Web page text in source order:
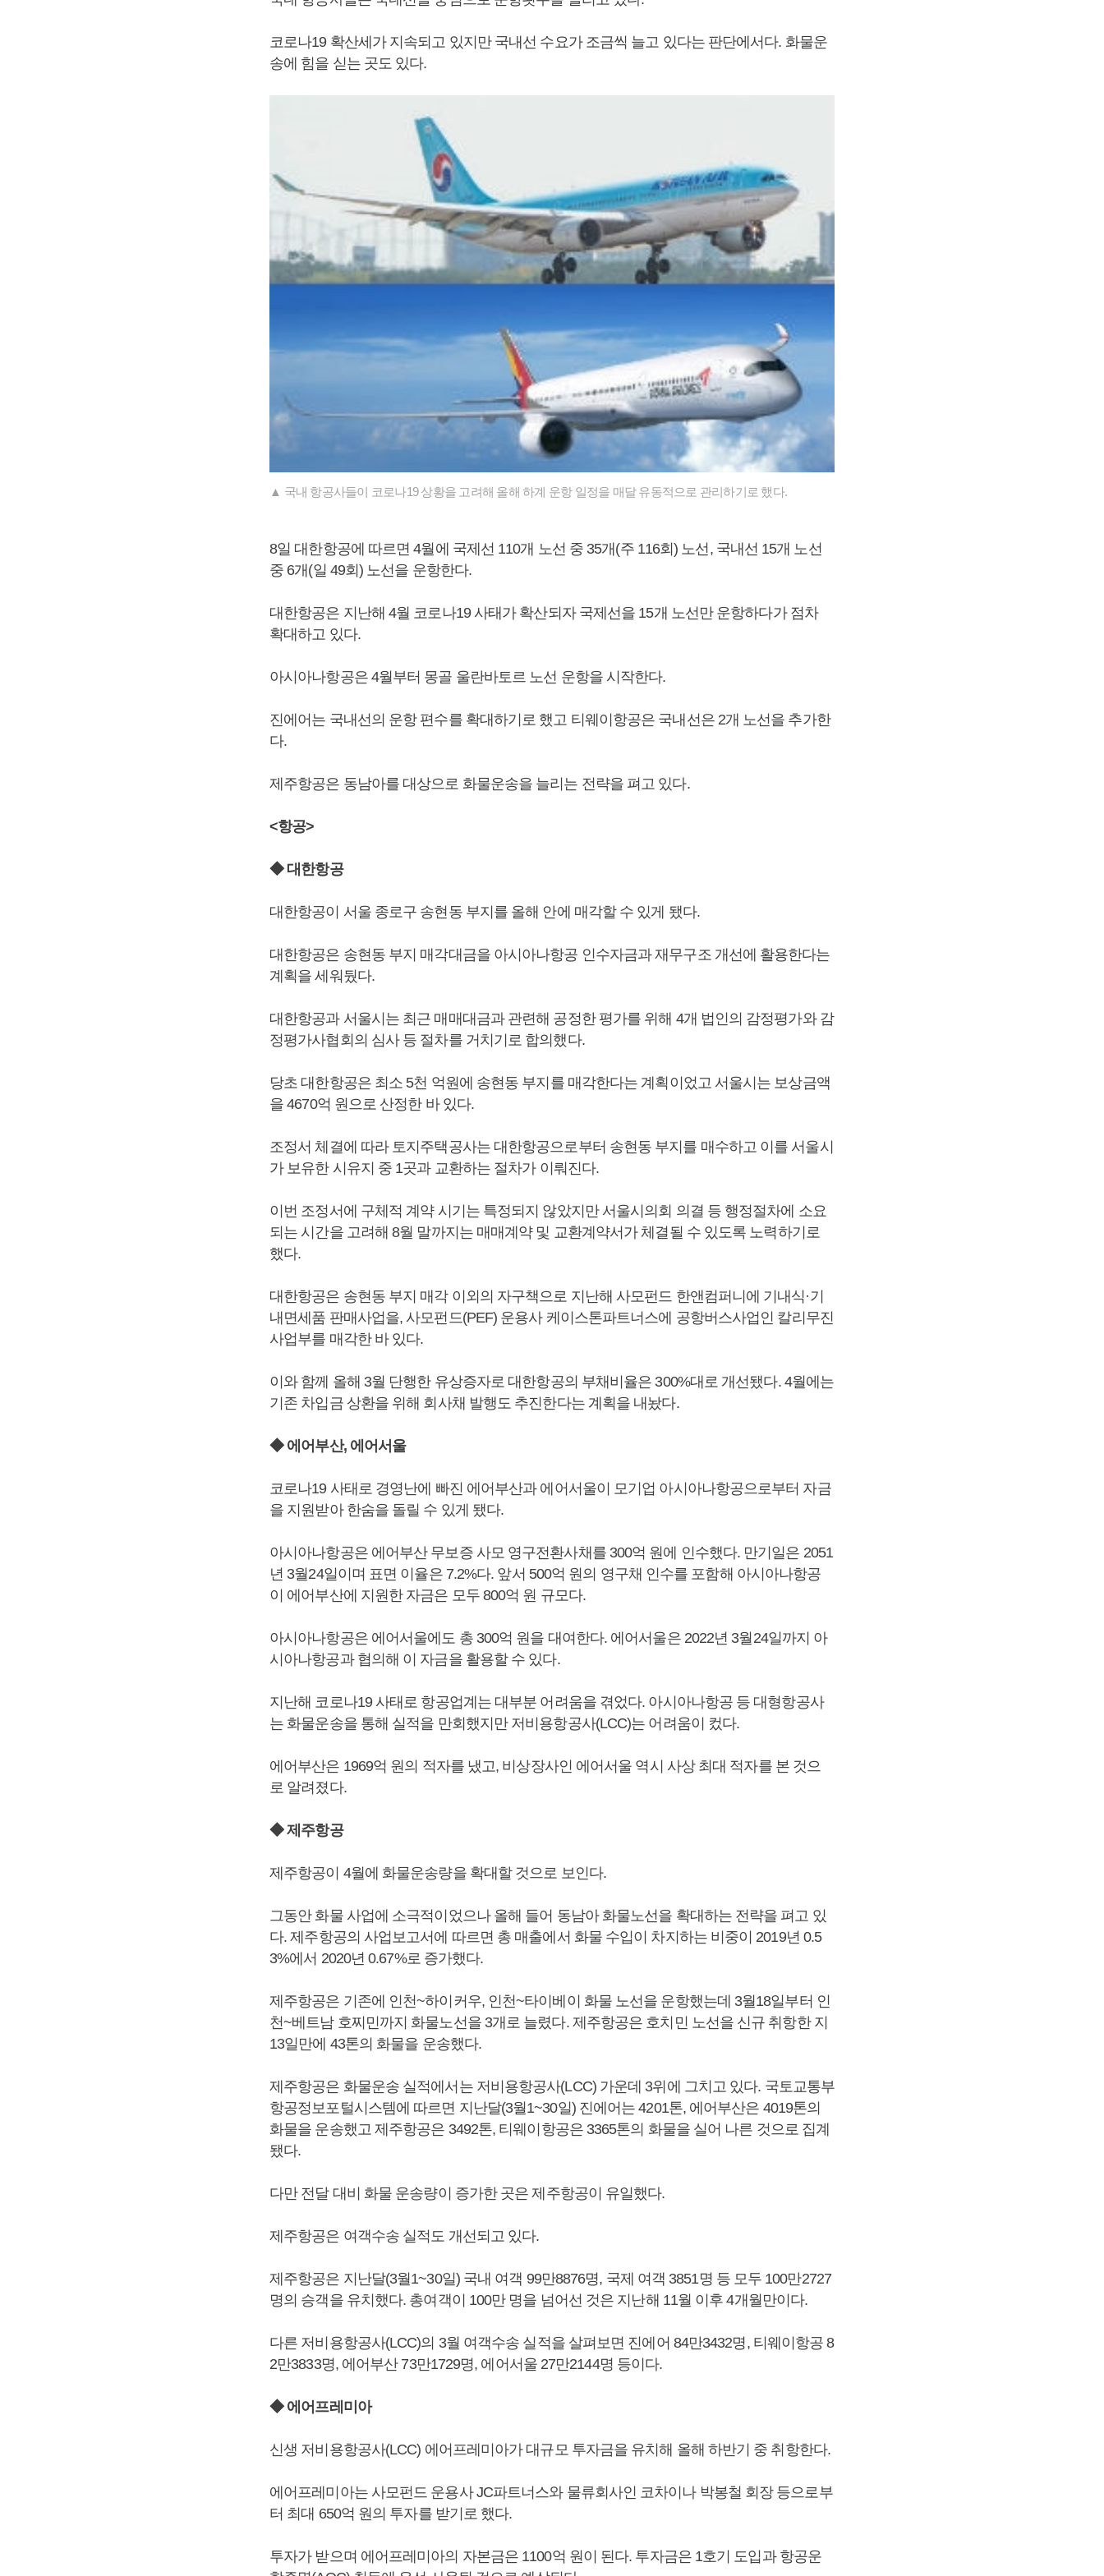
코로나19 확산세가 지속되고 있지만 국내선 수요가 조금씩 늘고 있다는 판단에서다. 화물운
송에 힘을 싣는 곳도 있다.
▲ 국내 항공사들이 코로나19 상황을 고려해 올해 하계 운항 일정을 매달 유동적으로 관리하기로 했다.
8일 대한항공에 따르면 4월에 국제선 110개 노선 중 35개(주 116회) 노선, 국내선 15개 노선
중 6개(일 49회) 노선을 운항한다.
대한항공은 지난해 4월 코로나19 사태가 확산되자 국제선을 15개 노선만 운항하다가 점차
확대하고 있다.
아시아나항공은 4월부터 몽골 울란바토르 노선 운항을 시작한다.
진에어는 국내선의 운항 편수를 확대하기로 했고 티웨이항공은 국내선은 2개 노선을 추가한
다.
제주항공은 동남아를 대상으로 화물운송을 늘리는 전략을 펴고 있다.
<항공>
◆ 대한항공
대한항공이 서울 종로구 송현동 부지를 올해 안에 매각할 수 있게 됐다.
대한항공은 송현동 부지 매각대금을 아시아나항공 인수자금과 재무구조 개선에 활용한다는
계획을 세워뒀다.
대한항공과 서울시는 최근 매매대금과 관련해 공정한 평가를 위해 4개 법인의 감정평가와 감
정평가사협회의 심사 등 절차를 거치기로 합의했다.
당초 대한항공은 최소 5천 억원에 송현동 부지를 매각한다는 계획이었고 서울시는 보상금액
을 4670억 원으로 산정한 바 있다.
조정서 체결에 따라 토지주택공사는 대한항공으로부터 송현동 부지를 매수하고 이를 서울시
가 보유한 시유지 중 1곳과 교환하는 절차가 이뤄진다.
이번 조정서에 구체적 계약 시기는 특정되지 않았지만 서울시의회 의결 등 행정절차에 소요
되는 시간을 고려해 8월 말까지는 매매계약 및 교환계약서가 체결될 수 있도록 노력하기로
했다.
대한항공은 송현동 부지 매각 이외의 자구책으로 지난해 사모펀드 한앤컴퍼니에 기내식·기
내면세품 판매사업을, 사모펀드(PEF) 운용사 케이스톤파트너스에 공항버스사업인 칼리무진
사업부를 매각한 바 있다.
이와 함께 올해 3월 단행한 유상증자로 대한항공의 부채비율은 300%대로 개선됐다. 4월에는
기존 차입금 상환을 위해 회사채 발행도 추진한다는 계획을 내놨다.
◆ 에어부산, 에어서울
코로나19 사태로 경영난에 빠진 에어부산과 에어서울이 모기업 아시아나항공으로부터 자금
을 지원받아 한숨을 돌릴 수 있게 됐다.
아시아나항공은 에어부산 무보증 사모 영구전환사채를 300억 원에 인수했다. 만기일은 2051
년 3월24일이며 표면 이율은 7.2%다. 앞서 500억 원의 영구채 인수를 포함해 아시아나항공
이 에어부산에 지원한 자금은 모두 800억 원 규모다.
아시아나항공은 에어서울에도 총 300억 원을 대여한다. 에어서울은 2022년 3월24일까지 아
시아나항공과 협의해 이 자금을 활용할 수 있다.
지난해 코로나19 사태로 항공업계는 대부분 어려움을 겪었다. 아시아나항공 등 대형항공사
는 화물운송을 통해 실적을 만회했지만 저비용항공사(LCC)는 어려움이 컸다.
에어부산은 1969억 원의 적자를 냈고, 비상장사인 에어서울 역시 사상 최대 적자를 본 것으
로 알려졌다.
◆ 제주항공
제주항공이 4월에 화물운송량을 확대할 것으로 보인다.
그동안 화물 사업에 소극적이었으나 올해 들어 동남아 화물노선을 확대하는 전략을 펴고 있
다. 제주항공의 사업보고서에 따르면 총 매출에서 화물 수입이 차지하는 비중이 2019년 0.5
3%에서 2020년 0.67%로 증가했다.
제주항공은 기존에 인천~하이커우, 인천~타이베이 화물 노선을 운항했는데 3월18일부터 인
천~베트남 호찌민까지 화물노선을 3개로 늘렸다. 제주항공은 호치민 노선을 신규 취항한 지
13일만에 43톤의 화물을 운송했다.
제주항공은 화물운송 실적에서는 저비용항공사(LCC) 가운데 3위에 그치고 있다. 국토교통부
항공정보포털시스템에 따르면 지난달(3월1~30일) 진에어는 4201톤, 에어부산은 4019톤의
화물을 운송했고 제주항공은 3492톤, 티웨이항공은 3365톤의 화물을 실어 나른 것으로 집계
됐다.
다만 전달 대비 화물 운송량이 증가한 곳은 제주항공이 유일했다.
제주항공은 여객수송 실적도 개선되고 있다.
제주항공은 지난달(3월1~30일) 국내 여객 99만8876명, 국제 여객 3851명 등 모두 100만2727
명의 승객을 유치했다. 총여객이 100만 명을 넘어선 것은 지난해 11월 이후 4개월만이다.
다른 저비용항공사(LCC)의 3월 여객수송 실적을 살펴보면 진에어 84만3432명, 티웨이항공 8
2만3833명, 에어부산 73만1729명, 에어서울 27만2144명 등이다.
◆ 에어프레미아
신생 저비용항공사(LCC) 에어프레미아가 대규모 투자금을 유치해 올해 하반기 중 취항한다.
에어프레미아는 사모펀드 운용사 JC파트너스와 물류회사인 코차이나 박봉철 회장 등으로부
터 최대 650억 원의 투자를 받기로 했다.
투자가 받으며 에어프레미아의 자본금은 1100억 원이 된다. 투자금은 1호기 도입과 항공운